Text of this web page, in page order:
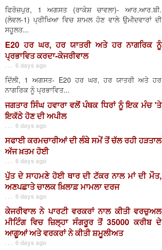
ਫਿਰੋਜ਼ਪੁਰ, 1 ਅਗਸਤ (ਰਾਕੇਸ਼ ਚਾਵਲਾ)- ਆਰ.ਆਰ.ਬੀ.
(ਲੇਵਲ-1) ਪ੍ਰੀਖਿਆ ਵਿਚ ਸ਼ਾਮਲ ਹੋਣ ਵਾਲੇ ਉਮੀਦਵਾਰਾਂ ਦੀ
ਸਹੂਲਤ...
E20 ਹਰ ਘਰ, ਹਰ ਯਾਤਰੀ ਅਤੇ ਹਰ ਨਾਗਰਿਕ ਨੂੰ
ਪ੍ਰਭਾਵਿਤ ਕਰਦਾ-ਕੇਜਰੀਵਾਲ
. . . 6 days ago
ਦਿੱਲੀ, 1 ਅਗਸਤ- E20 ਹਰ ਘਰ, ਹਰ ਯਾਤਰੀ ਅਤੇ ਹਰ
ਨਾਗਰਿਕ ਨੂੰ ਪ੍ਰਭਾਵਿਤ...
ਜਗਤਾਰ ਸਿੰਘ ਹਵਾਰਾ ਵਲੋਂ ਪੰਥਕ ਧਿਰਾਂ ਨੂੰ ਇਕ ਮੰਚ 'ਤੇ
ਇਕੱਠੇ ਹੋਣ ਦੀ ਅਪੀਲ
. . . 6 days ago
ਸਫਾਈ ਕਰਮਚਾਰੀਆਂ ਦੀ ਲੰਬੇ ਸਮੇਂ ਤੋਂ ਚੱਲ ਰਹੀ ਹੜਤਾਲ
ਅੱਜ ਖ਼ਤਮ ਹੋਈ
. . . 6 days ago
ਪੁੱਤ ਦੇ ਸਾਹਮਣੇ ਹੋਈ ਥਾਰ ਦੀ ਟੱਕਰ ਨਾਲ ਮਾਂ ਦੀ ਮੌਤ,
ਅਣਪਛਾਤੇ ਚਾਲਕ ਖ਼ਿਲਾਫ਼ ਮਾਮਲਾ ਦਰਜ
. . . 6 days ago
ਕੇਜਰੀਵਾਲ ਨੇ ਪਾਰਟੀ ਵਰਕਰਾਂ ਨਾਲ ਕੀਤੀ ਵਰਚੁਅਲ
ਮੀਟਿੰਗ ਵਿਚ ਜ਼ਿਲ੍ਹਾ ਸੰਗਰੂਰ ਤੋਂ 35000 ਕਰੀਬ ਦੇ
ਆਗੂਆਂ ਅਤੇ ਵਰਕਰਾਂ ਨੇ ਕੀਤੀ ਸ਼ਮੂਲੀਅਤ
. . . 6 days ago